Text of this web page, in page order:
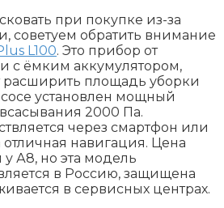
при покупке из-за
советуем обратить внимание
L100. Это прибор от
с ёмким аккумулятором,
расширить площадь уборки
установлен мощный
2000 Па.
через смартфон или
навигация. Цена
А8, но эта модель
в Россию, защищена
в сервисных центрах.